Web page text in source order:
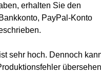
erhalten Sie den
PayPal-Konto
sehr hoch. Dennoch